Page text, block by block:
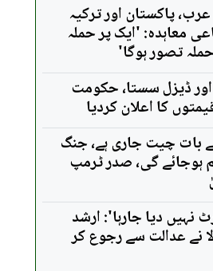
پاکستان اور ترکیہ
معاہدہ: 'ایک پر حملہ
تصور ہوگا'
ڈیزل سستا، حکومت
کا اعلان کردیا
بات چیت جاری ہے، جنگ
ہوجائے گی، صدر ٹرمپ
نہیں دیا جارہا': ارشد
نے عدالت سے رجوع کر